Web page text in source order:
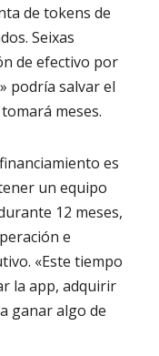
de tokens de
Seixas
de efectivo por
podría salvar el
meses.
es
un equipo
12 meses,
e
«Este tiempo
la app, adquirir
ganar algo de